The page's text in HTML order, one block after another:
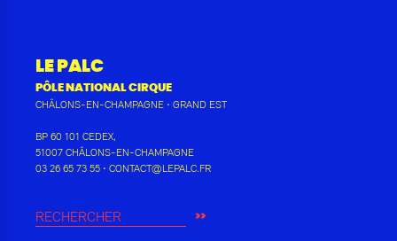
LE PALC
PÔLE NATIONAL CIRQUE
CHÂLONS-EN-CHAMPAGNE • GRAND EST
BP 60 101 CEDEX,
51007 CHÂLONS-EN-CHAMPAGNE
03 26 65 73 55 • CONTACT@LEPALC.FR
RECHERCHER